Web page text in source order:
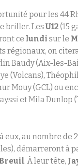
pour les 44
briller. LesU12(15
ce lundi sur le
régionaux, on
Baudy (Aix-les-
(Volcans),
Mouy (GCL) ou
et Mila Dunlop
eux, au nombre de
démarreront à
. À leur tête,